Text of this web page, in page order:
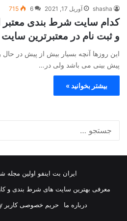
shasha آوریل 17, 2021 6
715
کدام سایت شرط بندی
و ثبت نام در معتبرترین
این روزها آنچه بسیار بیش از پیش در
پیش بینی می باشد ولی در…
بیشتر بخوانید »
ایران بت اینفو اولین مجله
معرفی بهترین سایت های شرط بندی و
درباره ما
حریم خصوصی کاربر Privacy